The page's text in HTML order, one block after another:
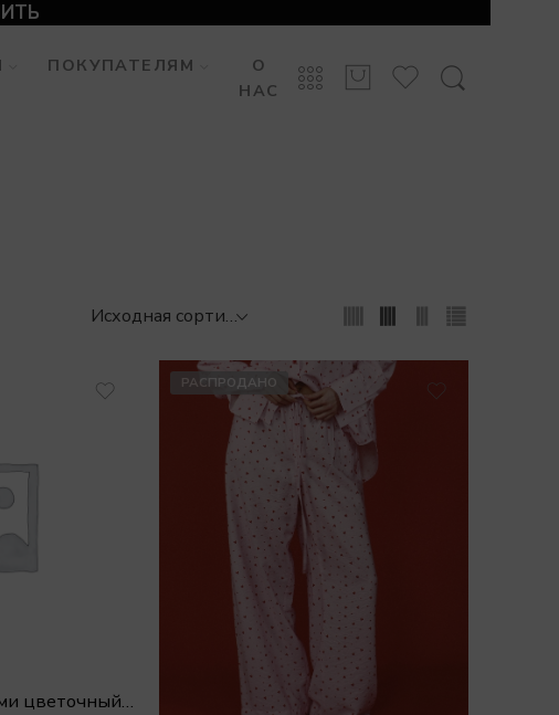
ПОКУПАТЕЛЯМ
О
НАС
Блуза IRIS с воланами цветочный принт
РАСПРОДАНО